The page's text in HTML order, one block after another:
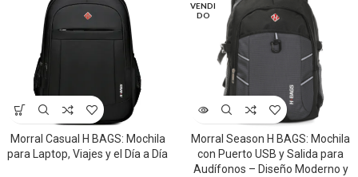
Morral Casual H BAGS: Mochila
para Laptop, Viajes y el Día a Día
VENDI
DO
Morral Season H BAGS: Mochila
con Puerto USB y Salida para
Audífonos – Diseño Moderno y